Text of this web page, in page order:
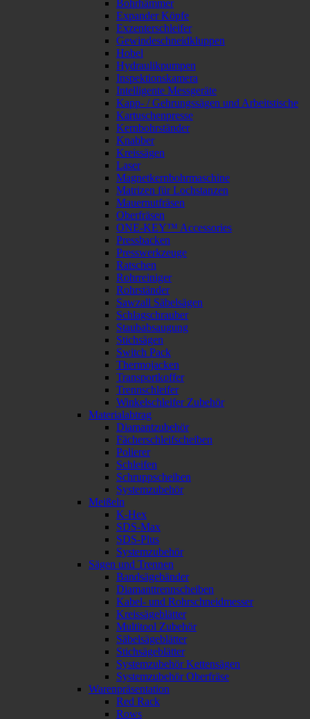
Bohrhämmer
Expander Köpfe
Exzenterschleifer
Gewindeschneidkluppen
Hobel
Hydraulikpumpen
Inspektionskamera
Intelligente Messgeräte
Kapp- / Gehrungssägen und Arbeitstische
Kartuschenpresse
Kernbohrständer
Knabber
Kreissägen
Laser
Magnetkernbohrmaschine
Matrizen für Lochstanzen
Mauernutfräsen
Oberfräsen
ONE-KEY™ Accessories
Pressbacken
Presswerkzeuge
Ratschen
Rohrreiniger
Rohrständer
Sawzall Säbelsägen
Schlagschrauber
Staubabsaugung
Stichsägen
Switch Pack
Thermojacken
Transportkoffer
Trennschleifer
Winkelschleifer Zubehör
Materialabtrag
Diamantzubehör
Fächerschleifscheiben
Polierer
Schleifen
Schruppscheiben
Systemzubehör
Meißeln
K-Hex
SDS-Max
SDS-Plus
Systemzubehör
Sägen und Trennen
Bandsägebänder
Diamanttrennscheiben
Kabel- und Rohrschneidmesser
Kreissägeblätter
Multitool Zubehör
Säbelsägeblätter
Stichsägeblätter
Systemzubehör Kettensägen
Systemzubehör Oberfräse
Warenpräsentation
Red Rack
Rows